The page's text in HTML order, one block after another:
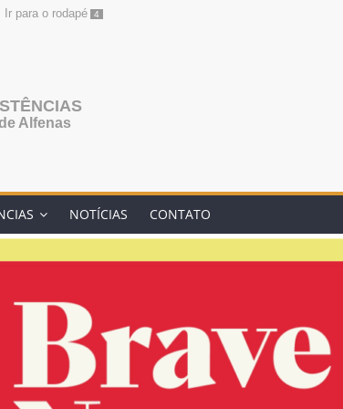
Ir para o rodapé 4
Alfenas
NOTÍCIAS CONTATO